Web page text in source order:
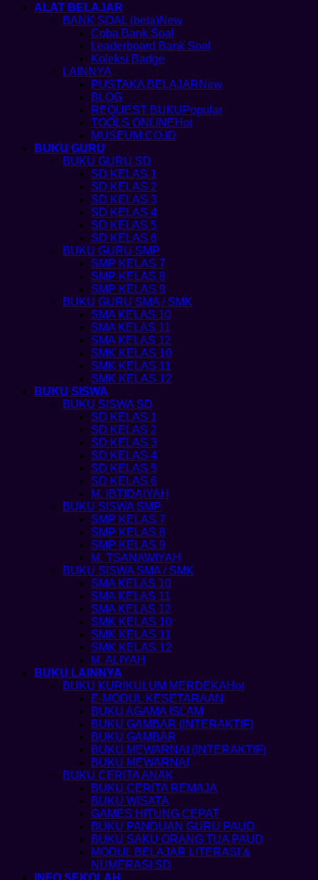
ALAT BELAJAR
BANK SOAL (beta)
Coba Bank Soal
Leaderboard Bank Soal
Koleksi Badge
LAINNYA
PUSTAKA BELAJAR
BLOG
REQUEST BUKU
TOOLS ONLINE
MUSEUM.CO.ID
BUKU GURU
BUKU GURU SD
SD KELAS 1
SD KELAS 2
SD KELAS 3
SD KELAS 4
SD KELAS 5
SD KELAS 6
BUKU GURU SMP
SMP KELAS 7
SMP KELAS 8
SMP KELAS 9
BUKU GURU SMA / SMK
SMA KELAS 10
SMA KELAS 11
SMA KELAS 12
SMK KELAS 10
SMK KELAS 11
SMK KELAS 12
BUKU SISWA
BUKU SISWA SD
SD KELAS 1
SD KELAS 2
SD KELAS 3
SD KELAS 4
SD KELAS 5
SD KELAS 6
M. IBTIDAIYAH
BUKU SISWA SMP
SMP KELAS 7
SMP KELAS 8
SMP KELAS 9
M. TSANAWIYAH
BUKU SISWA SMA / SMK
SMA KELAS 10
SMA KELAS 11
SMA KELAS 12
SMK KELAS 10
SMK KELAS 11
SMK KELAS 12
M. ALIYAH
BUKU LAINNYA
BUKU KURIKULUM MERDEKA
E-MODUL KESETARAAN
BUKU AGAMA ISLAM
BUKU GAMBAR (INTERAKTIF)
BUKU GAMBAR
BUKU MEWARNAI (INTERAKTIF)
BUKU MEWARNAI
BUKU CERITA ANAK
BUKU CERITA REMAJA
BUKU WISATA
GAMES HITUNG CEPAT
BUKU PANDUAN GURU PAUD
BUKU SAKU ORANG TUA PAUD
MODUL BELAJAR LITERASI &
NUMERASI SD
INFO SEKOLAH